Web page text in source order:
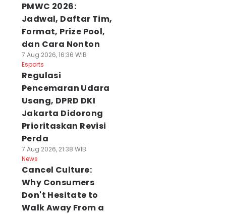
PMWC 2026:
Jadwal, Daftar Tim,
Format, Prize Pool,
dan Cara Nonton
7 Aug 2026, 16:36 WIB
Esports
Regulasi
Pencemaran Udara
Usang, DPRD DKI
Jakarta Didorong
Prioritaskan Revisi
Perda
7 Aug 2026, 21:38 WIB
News
Cancel Culture:
Why Consumers
Don't Hesitate to
Walk Away From a